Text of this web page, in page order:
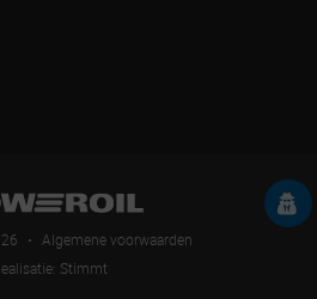
•
Algemene voorwaarden
Stimmt